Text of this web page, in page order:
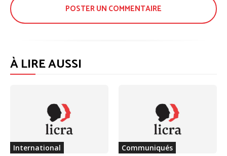
À LIRE AUSSI
International Communiqués